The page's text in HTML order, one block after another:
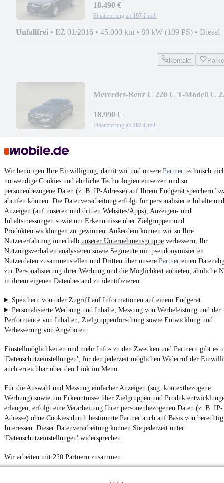
Wir benötigen Ihre Einwilligung, damit wir und unsere Partner technisch
notwendige Cookies und ähnliche Technologien einsetzen und so
personenbezogene Daten (z. B. IP-Adresse) auf Ihrem Endgerät speichern
abrufen können. Die Datenverarbeitung erfolgt für personalisierte Inhalte und
Anzeigen (auf unseren und dritten Websites/Apps), Anzeigen- und
Inhaltsmessungen sowie um Erkenntnisse über Zielgruppen und
Produktentwicklungen zu gewinnen. Außerdem können wir so Ihre
Nutzererfahrung innerhalb unserer Unternehmensgruppe verbessern, Ihr
Nutzungsverhalten analysieren sowie Segmente mit pseudonymisierten
Nutzerdaten zusammenstellen und Dritten über unsere Partner einen
zur Personalisierung ihrer Werbung und die Möglichkeit anbieten, ähnliche
in ihrem eigenen Datenbestand zu identifizieren.
Speichern von oder Zugriff auf Informationen auf einem Endgerät
Personalisierte Werbung und Inhalte, Messung von Werbeleistung und der
Performance von Inhalten, Zielgruppenforschung sowie Entwicklung und
Verbesserung von Angeboten
Einstellmöglichkeiten und mehr Infos zu den Zwecken und Partnern gibt es
'Datenschutzeinstellungen', für den jederzeit möglichen Widerruf der
auch erreichbar über den Link im Menü.
Für die Auswahl und Messung einfacher Anzeigen (sog. kontextbezogene
Werbung) sowie um Erkenntnisse über Zielgruppen und
erlangen, erfolgt eine Verarbeitung Ihrer personenbezogenen Daten (z. B. IP-
Adresse) ohne Cookies durch bestimmte Partner auch auf Basis von
Interessen. Dieser Datenverarbeitung können Sie jederzeit unter
'Datenschutzeinstellungen' widersprechen.
Wir arbeiten mit 220 Partnern zusammen.
18.490 €
Finanzierung ab 197 € mtl.
Unfallfrei • EZ 01/2016 • 45.000 km • 80 kW (109 PS) • Diesel
Kontakt
Mercedes-Benz C 220 C T-Modell C
18.990 €
Finanzierung ab 202 € mtl.
Kontakt
MwSt. ausweisbar
4.6 Sterne
Nutze mobile.de schnell und einfach
App installieren
AGB
Vertrag widerrufen
Datenschutzeinstellungen
Erklärung zur Barrierefreiheit
Powered by
ObNeuwagen,Gebrauchtwagenoder